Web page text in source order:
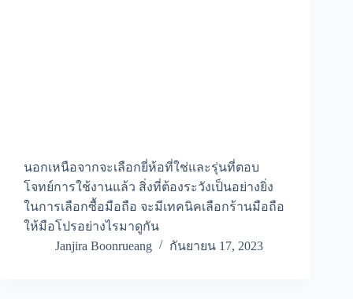
นอกเหนือจากจะเลือกยี่ห้อที่ใช่และรุ่นที่ตอบ
โจทย์การใช้งานแล้ว สิ่งที่ต้องระวังเป็นอย่างยิ่ง
ในการเลือกซื้อมือถือ จะมีเทคนิคเลือกร้านมือถือ
ให้มือโปรอย่างไรมาดูกัน
Janjira Boonrueang
กันยายน 17, 2023